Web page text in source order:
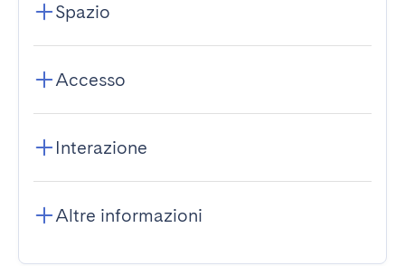
Spazio
Accesso
Interazione
Altre informazioni